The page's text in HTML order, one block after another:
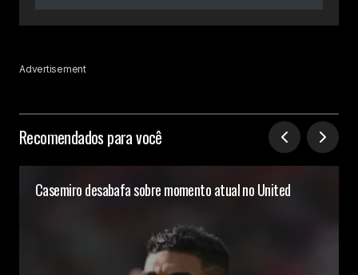
Advertisement
Recomendados para você
Casemiro desabafa sobre momento atual no United